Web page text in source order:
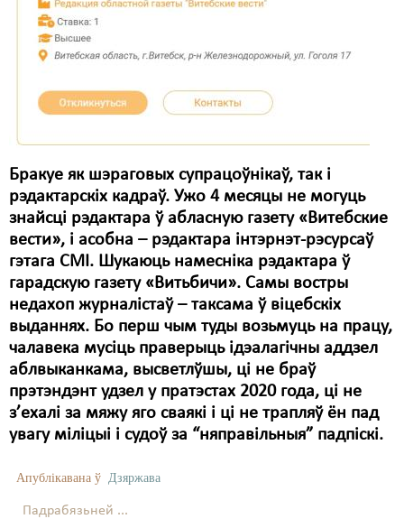
Бракуе як шэраговых супрацоўнікаў, так і
рэдактарскіх кадраў. Ужо 4 месяцы не могуць
знайсці рэдактара ў абласную газету «Витебские
вести», і асобна – рэдактара інтэрнэт-рэсурсаў
гэтага СМІ. Шукаюць намесніка рэдактара ў
гарадскую газету «Витьбичи». Самы востры
недахоп журналістаў – таксама ў віцебскіх
выданнях. Бо перш чым туды возьмуць на працу,
чалавека мусіць праверыць ідэалагічны аддзел
аблвыканкама, высветлўшы, ці не браў
прэтэндэнт удзел у пратэстах 2020 года, ці не
з’ехалі за мяжу яго сваякі і ці не трапляў ён пад
увагу міліцыі і судоў за “няправільныя” падпіскі.
Апублікавана ў Дзяржава
Падрабязьней ...